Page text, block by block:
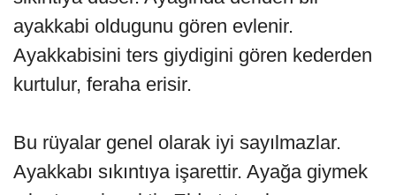
ayakkabi oldugunu gören evlenir.
Ayakkabisini ters giydigini gören kederden
kurtulur, feraha erisir.
Bu rüyalar genel olarak iyi sayılmazlar.
Ayakkabı sıkıntıya işarettir. Ayağa giymek